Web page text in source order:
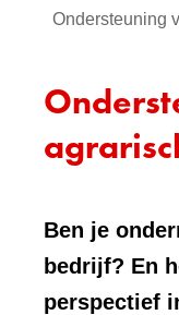
Ondersteuning
Ben je
bedrijf? En
perspectief